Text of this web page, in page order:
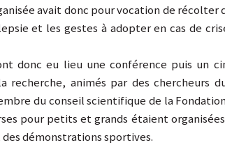
avait donc pour vocation de récolter
et les gestes à adopter en cas de
donc eu lieu une conférence puis un
recherche, animés par des chercheurs
du conseil scientifique de la
pour petits et grands étaient
démonstrations sportives.